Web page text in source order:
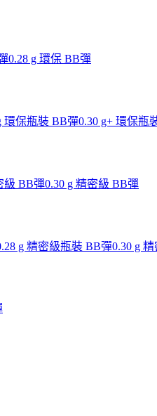
0.28 g 環保 BB彈
環保瓶裝 BB彈0.30 g+ 環保瓶
級 BB彈0.30 g 精密級 BB彈
g 精密級瓶裝 BB彈0.30 g